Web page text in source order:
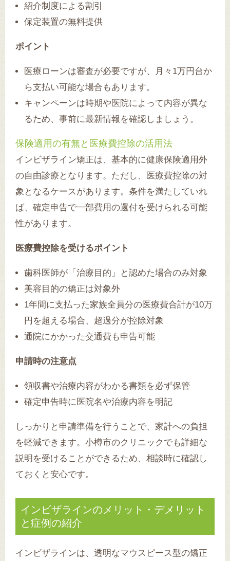
紹介制度による割引
保定装置の無料提供
ポイント
医療ローンは審査が必要ですが、月々1万円台か
ら支払い可能な場合もあります。
キャンペーンは時期や医院によって内容が異な
るため、事前に最新情報を確認しましょう。
保険適用の有無と医療費控除の活用法
インビザライン矯正は、基本的に健康保険適用外
の自由診療となります。ただし、医療費控除の対
象となるケースがあります。条件を満たしていれ
ば、確定申告で一部費用の還付を受けられる可能
性があります。
医療費控除を受けるポイント
歯科医師が「治療目的」と認めた場合のみ対象
美容目的の矯正は対象外
1年間に支払った家族全員分の医療費合計が10万
円を超える場合、超過分が控除対象
通院にかかった交通費も申告可能
申請時の注意点
領収書や治療内容がわかる書類を必ず保管
確定申告時に医院名や治療内容を明記
しっかりと申請準備を行うことで、家計への負担
を軽減できます。小樽市のクリニックでも詳細な
説明を受けることができるため、相談時に確認し
ておくと安心です。
インビザラインのメリット・デメリット
と症例の紹介
インビザラインは、透明なマウスピース型の矯正